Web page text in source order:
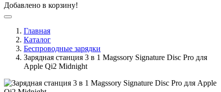
Добавлено в корзину!
Главная
Каталог
Беспроводные зарядки
Зарядная станция 3 в 1 Magssory Signature Disc Pro для
Apple Qi2 Midnight